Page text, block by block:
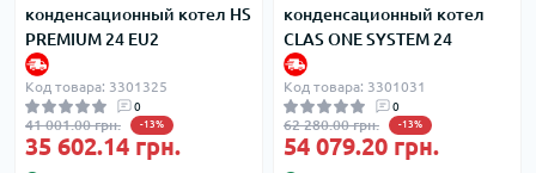
конденсационный котел HS
PREMIUM 24 EU2
Код товара: 3301325
0
41 001.00 грн. -13%
35 602.14 грн.
конденсационный котел
CLAS ONE SYSTEM 24
Код товара: 3301031
0
62 280.00 грн. -13%
54 079.20 грн.